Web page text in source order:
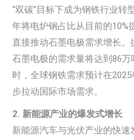
“双碳”目标下成为钢铁行业转
年将电炉钢占比从目前的10%
直接推动石墨电极需求增长
石墨电极的需求量将达到86万
时，全球钢铁需求预计在
步拉动国际市场需求。
2. 新能源产业的爆发式增长
新能源汽车与光伏产业的快